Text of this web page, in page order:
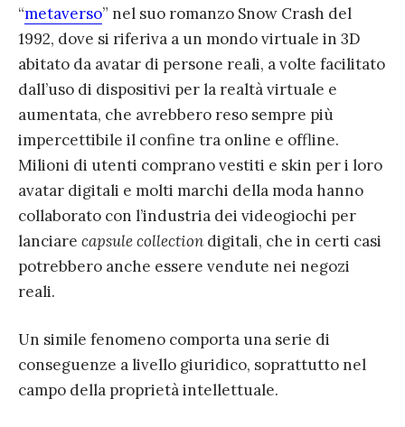
“metaverso” nel suo romanzo Snow Crash del
1992, dove si riferiva a un mondo virtuale in 3D
abitato da avatar di persone reali, a volte facilitato
dall’uso di dispositivi per la realtà virtuale e
aumentata, che avrebbero reso sempre più
impercettibile il confine tra online e offline.
Milioni di utenti comprano vestiti e skin per i loro
avatar digitali e molti marchi della moda hanno
collaborato con l’industria dei videogiochi per
lanciare capsule collection digitali, che in certi casi
potrebbero anche essere vendute nei negozi
reali.
Un simile fenomeno comporta una serie di
conseguenze a livello giuridico, soprattutto nel
campo della proprietà intellettuale.